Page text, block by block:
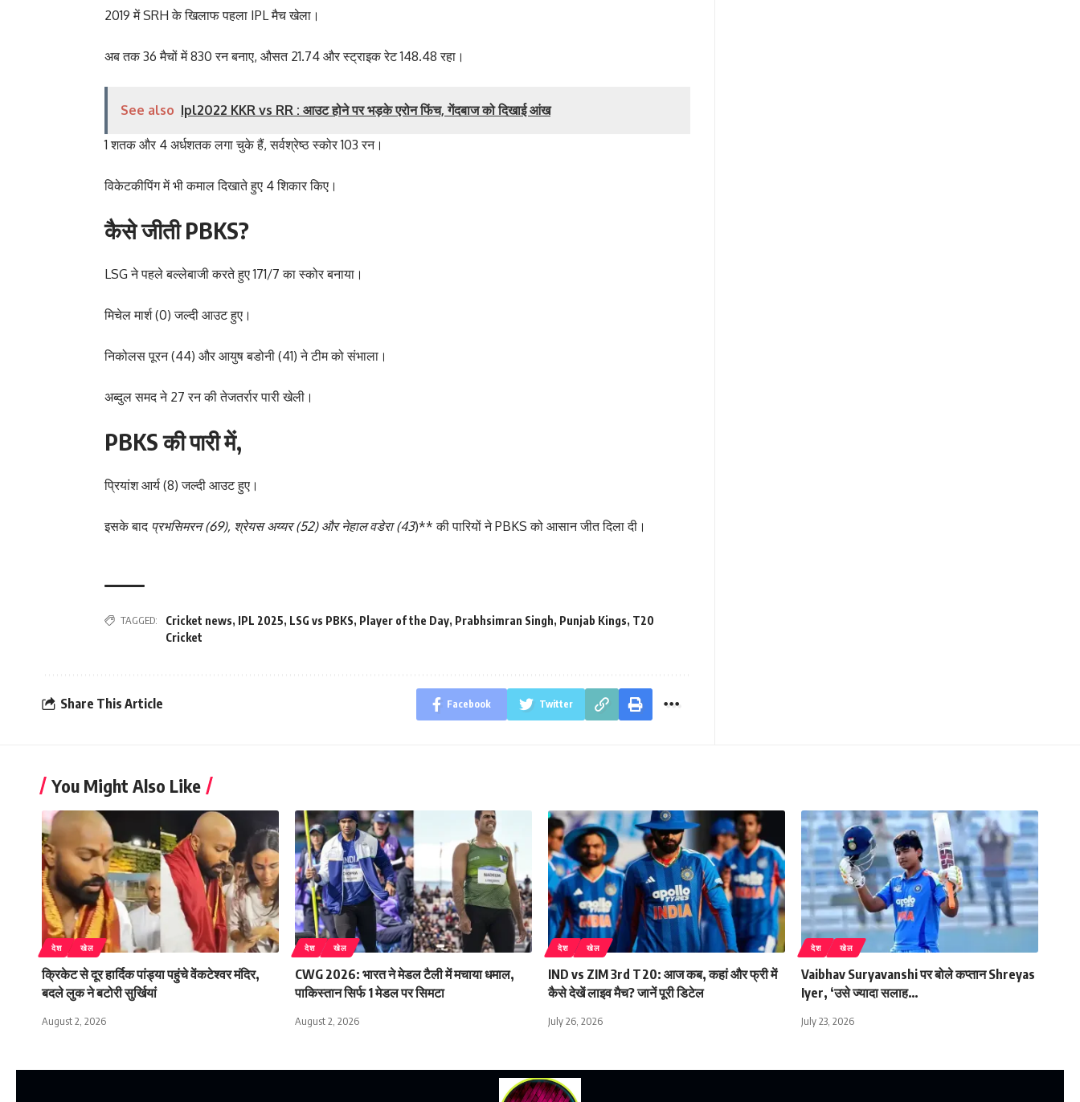
2019 में SRH के खिलाफ पहला IPL मैच खेला।
अब तक 36 मैचों में 830 रन बनाए, औसत 21.74 और स्ट्राइक रेट 148.48 रहा।
See also Ipl2022 KKR vs RR : आउट होने पर भड़के एरोन फिंच, गेंदबाज को दिखाई आंख
1 शतक और 4 अर्धशतक लगा चुके हैं, सर्वश्रेष्ठ स्कोर 103 रन।
विकेटकीपिंग में भी कमाल दिखाते हुए 4 शिकार किए।
कैसे जीती PBKS?
LSG ने पहले बल्लेबाजी करते हुए 171/7 का स्कोर बनाया।
मिचेल मार्श (0) जल्दी आउट हुए।
निकोलस पूरन (44) और आयुष बडोनी (41) ने टीम को संभाला।
अब्दुल समद ने 27 रन की तेजतर्रार पारी खेली।
PBKS की पारी में,
प्रियांश आर्य (8) जल्दी आउट हुए।
इसके बाद प्रभसिमरन (69), श्रेयस अय्यर (52) और नेहाल वडेरा (43)** की पारियों ने PBKS को आसान जीत दिला दी।
TAGGED: Cricket news, IPL 2025, LSG vs PBKS, Player of the Day, Prabhsimran Singh, Punjab Kings, T20
Cricket
Share This Article Facebook Twitter
You Might Also Like
देश खेल
क्रिकेट से दूर हार्दिक पांड्या पहुंचे वेंकटेश्वर मंदिर,
बदले लुक ने बटोरी सुर्खियां
August 2, 2026
देश खेल
CWG 2026: भारत ने मेडल टैली में मचाया धमाल,
पाकिस्तान सिर्फ 1 मेडल पर सिमटा
August 2, 2026
देश खेल
IND vs ZIM 3rd T20: आज कब, कहां और फ्री में
कैसे देखें लाइव मैच? जानें पूरी डिटेल
July 26, 2026
देश खेल
Vaibhav Suryavanshi पर बोले कप्तान Shreyas
Iyer, ‘उसे ज्यादा सलाह…
July 23, 2026